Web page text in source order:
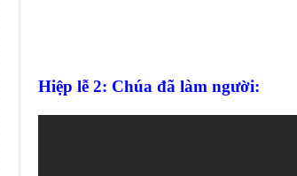
Hiệp lễ 2: Chúa đã làm người: